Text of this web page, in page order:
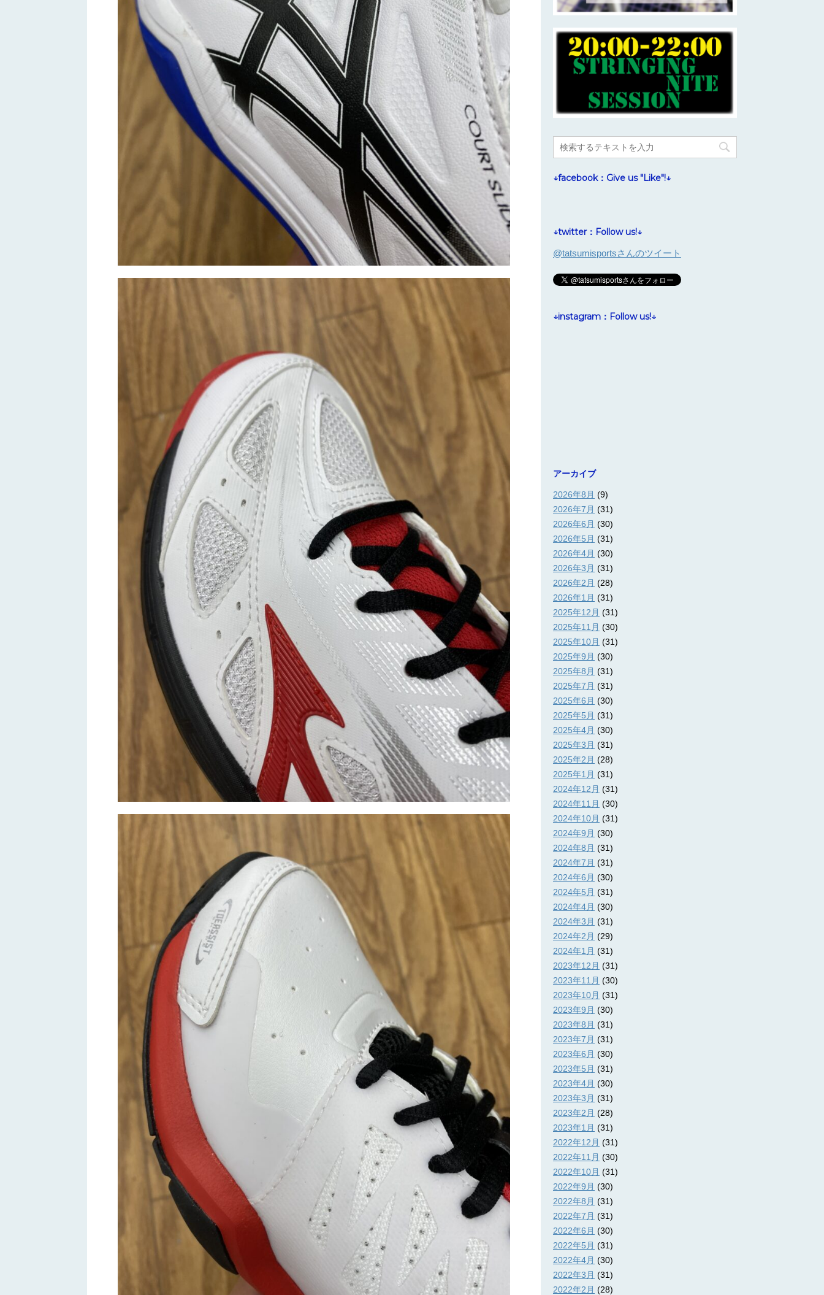
↓facebook：Give us "Like"!↓
↓twitter：Follow us!↓
@tatsumisportsさんのツイート
↓instagram：Follow us!↓
アーカイブ
2026年8月 (9)
2026年7月 (31)
2026年6月 (30)
2026年5月 (31)
2026年4月 (30)
2026年3月 (31)
2026年2月 (28)
2026年1月 (31)
2025年12月 (31)
2025年11月 (30)
2025年10月 (31)
2025年9月 (30)
2025年8月 (31)
2025年7月 (31)
2025年6月 (30)
2025年5月 (31)
2025年4月 (30)
2025年3月 (31)
2025年2月 (28)
2025年1月 (31)
2024年12月 (31)
2024年11月 (30)
2024年10月 (31)
2024年9月 (30)
2024年8月 (31)
2024年7月 (31)
2024年6月 (30)
2024年5月 (31)
2024年4月 (30)
2024年3月 (31)
2024年2月 (29)
2024年1月 (31)
2023年12月 (31)
2023年11月 (30)
2023年10月 (31)
2023年9月 (30)
2023年8月 (31)
2023年7月 (31)
2023年6月 (30)
2023年5月 (31)
2023年4月 (30)
2023年3月 (31)
2023年2月 (28)
2023年1月 (31)
2022年12月 (31)
2022年11月 (30)
2022年10月 (31)
2022年9月 (30)
2022年8月 (31)
2022年7月 (31)
2022年6月 (30)
2022年5月 (31)
2022年4月 (30)
2022年3月 (31)
2022年2月 (28)